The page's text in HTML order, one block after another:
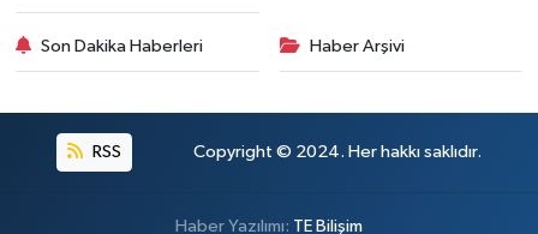
Son Dakika Haberleri Haber Arşivi
RSS Copyright © 2024. Her hakkı saklıdır.
Haber Yazılımı: TE Bilişim